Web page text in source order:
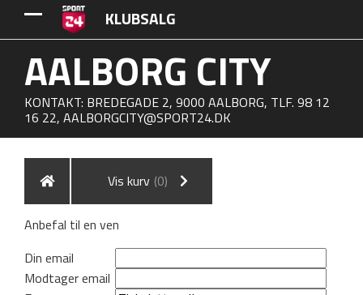
KLUBSALG
AALBORG CITY
KONTAKT: BREDEGADE 2, 9000 AALBORG, TLF. 98 12
16 22, AALBORGCITY@SPORT24.DK
Vis kurv (0)
Anbefal til en ven
Din email
Modtager email